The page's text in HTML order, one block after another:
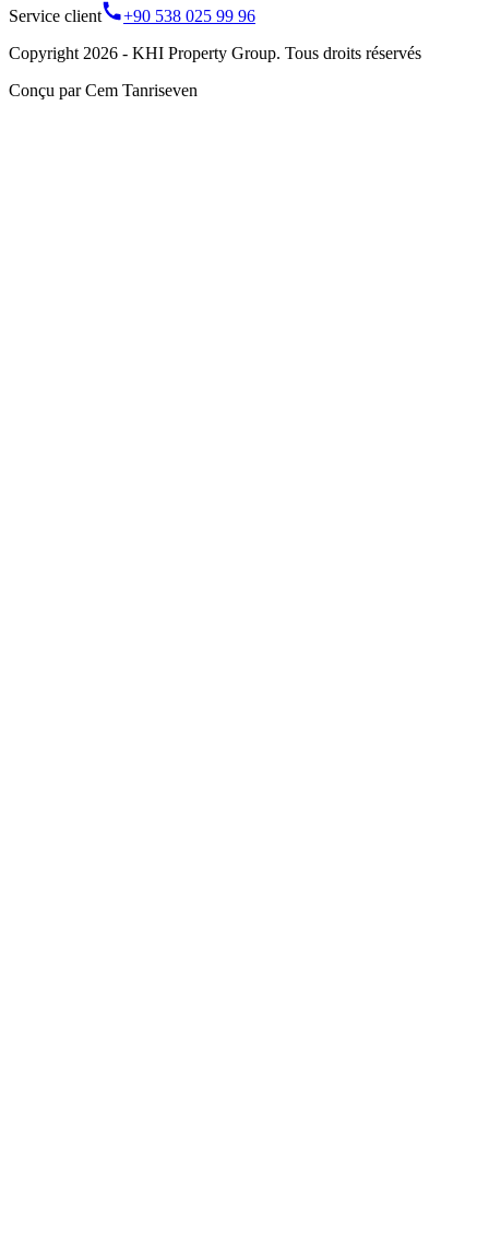
Service client
+90 538 025 99 96
Copyright 2026 - KHI Property Group. Tous droits réservés
Conçu par Cem Tanriseven